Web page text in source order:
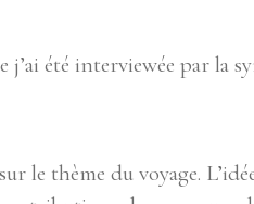
été interviewée par la
le thème du voyage.